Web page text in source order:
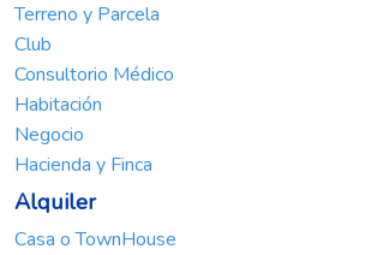
Terreno y Parcela
Club
Consultorio Médico
Habitación
Negocio
Hacienda y Finca
Alquiler
Casa o TownHouse